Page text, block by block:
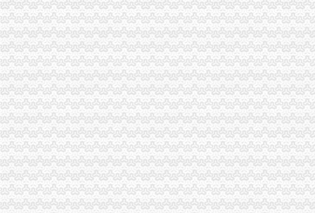
南岸局四公里所采取四项措施平抑市渝中区办执照场物价取得良好成效
秀山局渝中区代办营业执照六措施狠抓安全稳定工作确保代会胜利召开
高新园局渝中区工商代办采取五条措施认真落实就业和再就业优惠政策
市渝中区代办执照局副局长李明富一行到酉局宣布人事任免决定
梁平局“三进村”渝中区办执照服务人民群众
大足局重庆公司注册采取措施加快培育著名商标
南岸局渝中区代办营业执照健全七大执法监督工作机制
沙坪坝局双巷子工商所“五个重新”渝中区公司注销化农贸市场监管
渝中局“五个加”渝中区公司注销确保“五一”节食品安全
王元楷局渝中区办执照长对《潼南工商大力发展农村经纪人架起农民致富金桥
合川局渝中区开公司公平交易突出四个方面化业务工作
南川局“四式”渝中区工商代办培训法提高培训效果
荣昌局渝中区公司注销做好四项工作造和谐工商
城口局五举措确保节日市渝中区代办执照场秩序